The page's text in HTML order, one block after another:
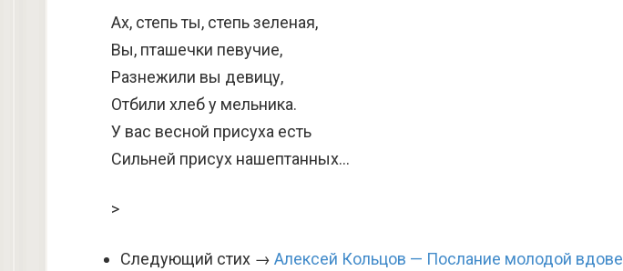
Ах, степь ты, степь зеленая,
Вы, пташечки певучие,
Разнежили вы девицу,
Отбили хлеб у мельника.
У вас весной присуха есть
Сильней присух нашептанных…
>
Следующий стих → Алексей Кольцов — Послание молодой вдове